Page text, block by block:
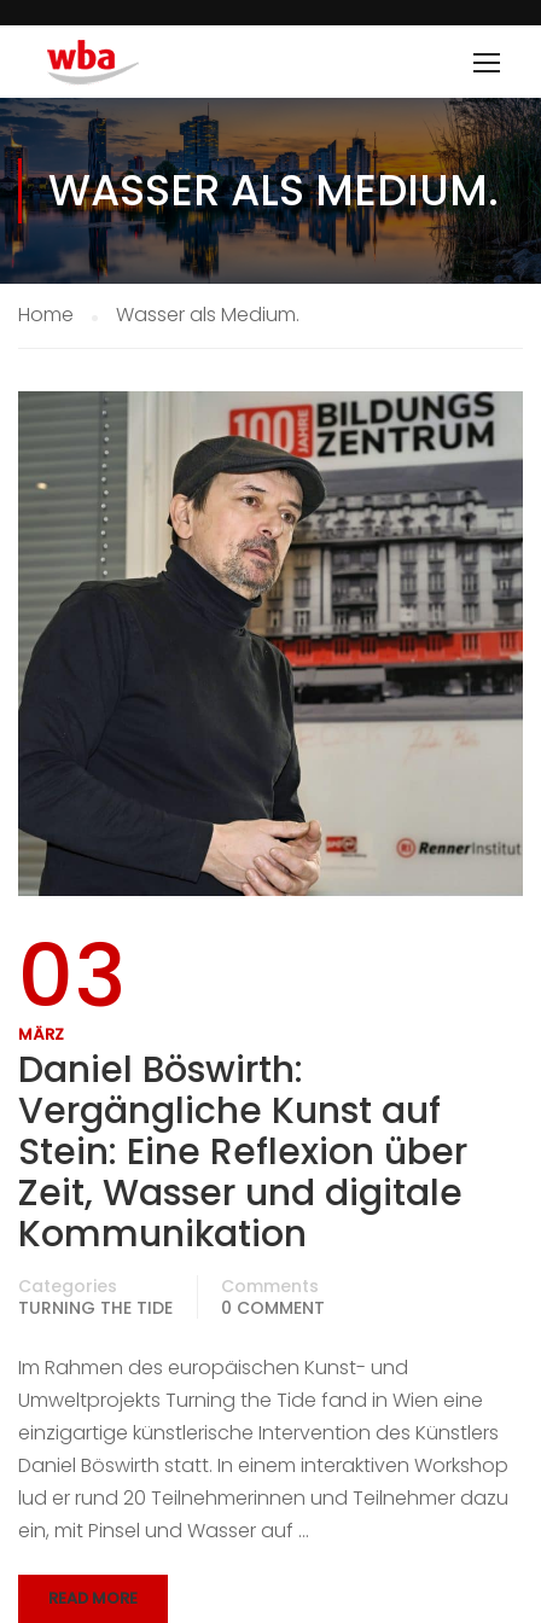
WASSER ALS MEDIUM.
Home Wasser als Medium.
03
MÄRZ
Daniel Böswirth:
Vergängliche Kunst auf
Stein: Eine Reflexion über
Zeit, Wasser und digitale
Kommunikation
Categories
TURNING THE TIDE
Comments
0 COMMENT
Im Rahmen des europäischen Kunst- und
Umweltprojekts Turning the Tide fand in Wien eine
einzigartige künstlerische Intervention des Künstlers
Daniel Böswirth statt. In einem interaktiven Workshop
lud er rund 20 Teilnehmerinnen und Teilnehmer dazu
ein, mit Pinsel und Wasser auf …
READ MORE